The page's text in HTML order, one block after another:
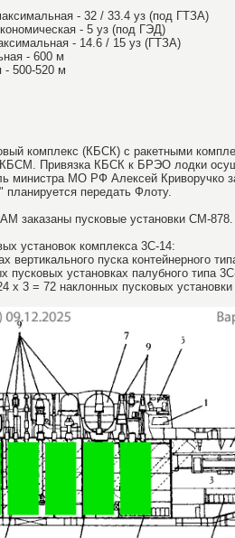
- 32 / 33.4 уз (под ГТЗА)
- 5 уз (под ГЭД)
- 14.6 / 15 уз (ГТЗА)
- 600 м
- 500-520 м
комплекс (КБСК) с ракетными
КБСМ. Привязка КБСК к БРЭО лодки
министра МО РФ Алексей Криворучко
передать Флоту.
заказаны пусковые установки СМ-878.
установок комплекса 3С-14:
вертикального пуска контейнерного
пусковых установках палубного типа
х 3 = 72 наклонных пусковых